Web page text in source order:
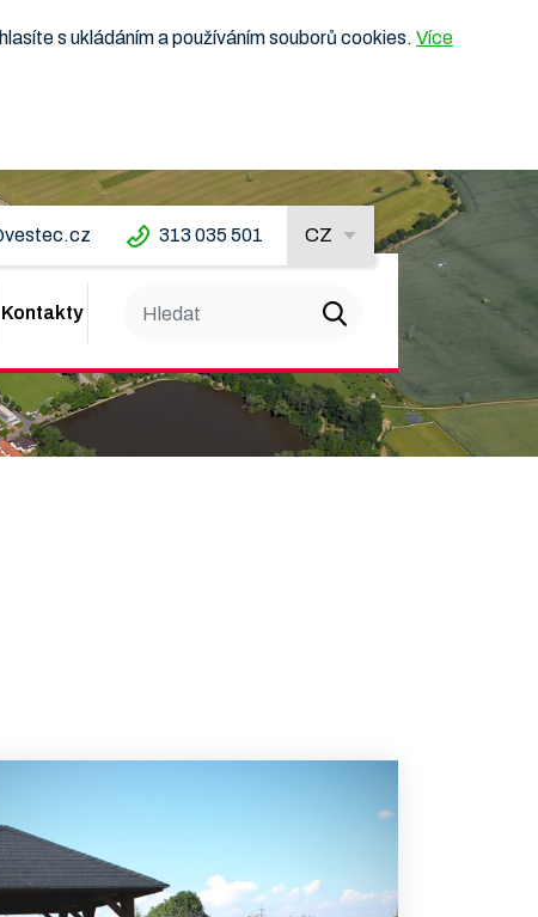
s ukládáním a používáním souborů cookies. Více
313 035 501 CZ
Kontakty